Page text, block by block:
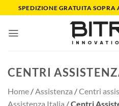
ai
contenuti
SPEDIZIONE GRATUITA SOPRA
CENTRI
Home /Assistenza /Centri
Assistenza Italia /Centri